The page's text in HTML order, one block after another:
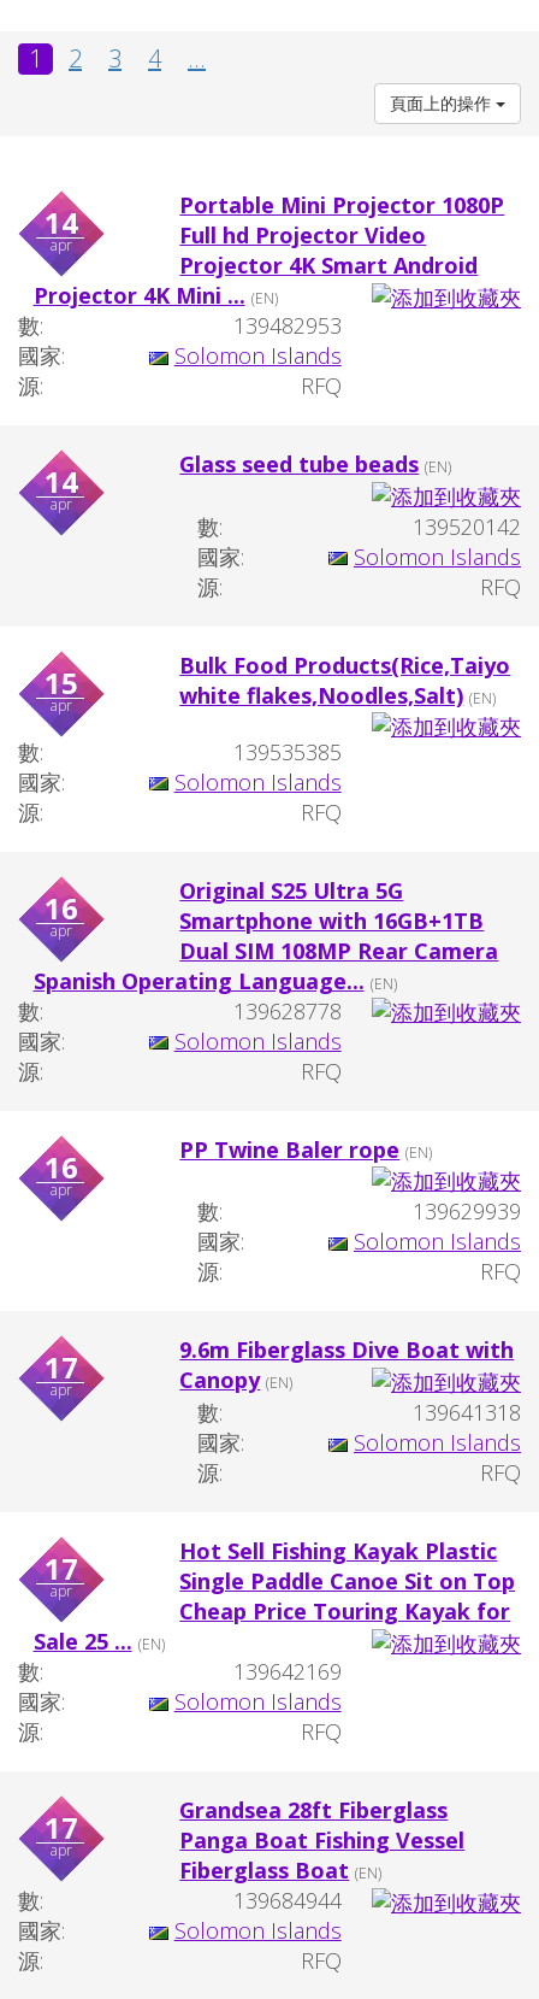
1 2 3 4 ...
頁面上的操作
14
apr
Portable Mini Projector 1080P
Full hd Projector Video
Projector 4K Smart Android
Projector 4K Mini ... (EN)
數:
139482953
國家:
Solomon Islands
源:
RFQ
14
apr
Glass seed tube beads (EN)
數:
139520142
國家:
Solomon Islands
源:
RFQ
15
apr
Bulk Food Products(Rice,Taiyo
white flakes,Noodles,Salt) (EN)
數:
139535385
國家:
Solomon Islands
源:
RFQ
16
apr
Original S25 Ultra 5G
Smartphone with 16GB+1TB
Dual SIM 108MP Rear Camera
Spanish Operating Language... (EN)
數:
139628778
國家:
Solomon Islands
源:
RFQ
16
apr
PP Twine Baler rope (EN)
數:
139629939
國家:
Solomon Islands
源:
RFQ
17
apr
9.6m Fiberglass Dive Boat with
Canopy (EN)
數:
139641318
國家:
Solomon Islands
源:
RFQ
17
apr
Hot Sell Fishing Kayak Plastic
Single Paddle Canoe Sit on Top
Cheap Price Touring Kayak for
Sale 25 ... (EN)
數:
139642169
國家:
Solomon Islands
源:
RFQ
17
apr
Grandsea 28ft Fiberglass
Panga Boat Fishing Vessel
Fiberglass Boat (EN)
數:
139684944
國家:
Solomon Islands
源:
RFQ